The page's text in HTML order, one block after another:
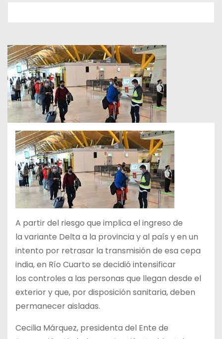
A partir del riesgo que implica el ingreso de
la variante Delta a la provincia y al país y en un
intento por retrasar la transmisión de esa cepa
india, en Río Cuarto se decidió intensificar
los controles a las personas que llegan desde el
exterior y que, por disposición sanitaria, deben
permanecer aisladas.
Cecilia Márquez, presidenta del Ente de